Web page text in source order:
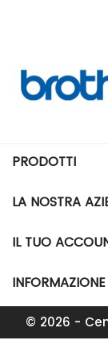
PRODOTTI
LA NOSTRA
IL TUO
© 2026 -